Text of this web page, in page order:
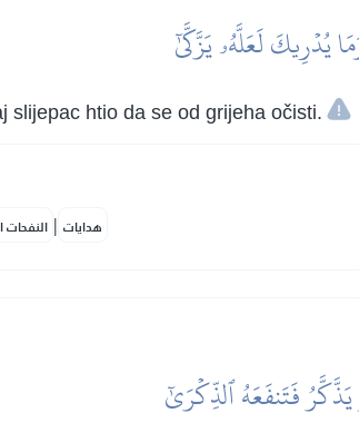
يُدۡرِيكَ لَعَلَّهُۥ يَزَّكَّىٰٓ
slijepac htio da se od grijeha očisti.
النفحات | هدايات
يَذَّكَّرُ فَتَنفَعَهُ ٱلذِّكۡرَىٰٓ